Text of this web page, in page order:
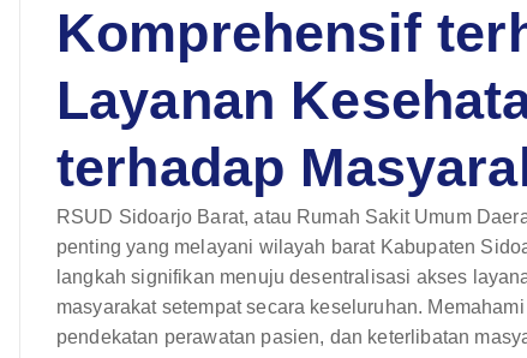
Komprehensif
Layanan
terhadap
RSUD Sidoarjo Barat, atau Rumah Sakit Umum
penting yang melayani wilayah barat Kabupaten
langkah signifikan menuju desentralisasi akses
masyarakat setempat secara keseluruhan.
pendekatan perawatan pasien, dan keterlibatan